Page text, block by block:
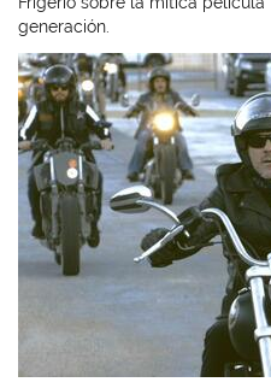
generación.
Imagen